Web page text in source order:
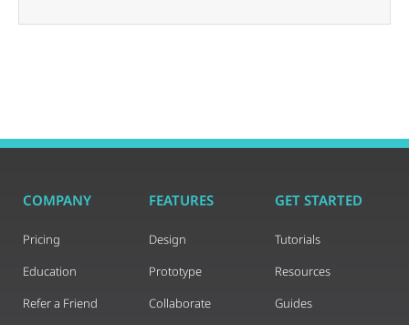
COMPANY
Pricing
Education
Refer a Friend
FEATURES
Design
Prototype
Collaborate
GET STARTED
Tutorials
Resources
Guides